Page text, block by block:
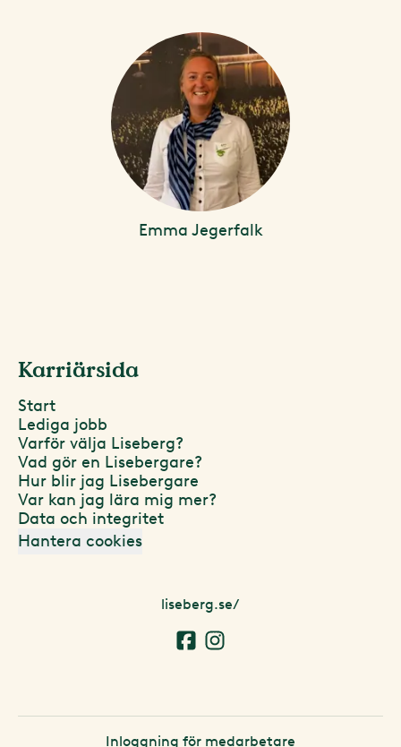
Emma Jegerfalk
Karriärsida
Start
Lediga jobb
Varför välja Liseberg?
Vad gör en Lisebergare?
Hur blir jag Lisebergare
Var kan jag lära mig mer?
Data och integritet
Hantera cookies
liseberg.se/
Inloggning för medarbetare